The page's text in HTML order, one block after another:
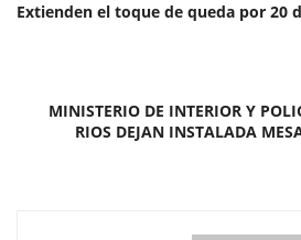
Extienden el toque de queda por 20
MINISTERIO DE INTERIOR Y
RIOS DEJAN INSTALADA